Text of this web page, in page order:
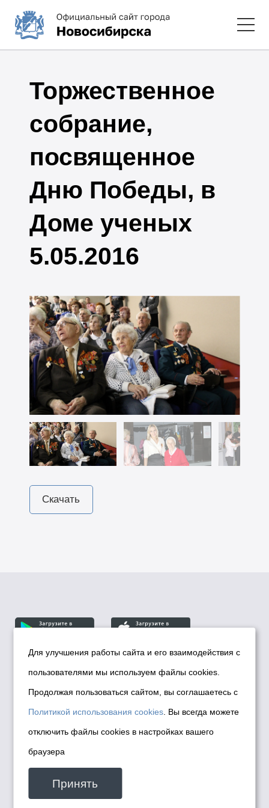
Торжественное
собрание,
посвященное
Дню Победы, в
Доме ученых
5.05.2016
Скачать
© Департамент информационной политики мэрии
города Новосибирска, 2026
Политика использования Cookies
Политика по обработке персональных
данных в информационных системах
мэрии города Новосибирска
malinchukvl@mail.ru
Для улучшения работы сайта и его взаимодействия с
пользователями мы используем файлы cookies.
Продолжая пользоваться сайтом, вы соглашаетесь с
Политикой использования cookies . Вы всегда можете
отключить файлы cookies в настройках вашего
браузера
Принять